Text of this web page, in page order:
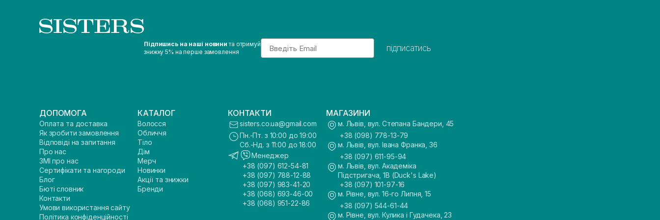
Підпишись на наші новини та отримуй
знижку 5% на перше замовлення
Email
підписатись
ДОПОМОГА
Оплата та доставка
Як зробити замовлення
Відповіді на запитання
Про нас
ЗМІ про нас
Сертифікати та нагороди
Блог
Бюті словник
Контакти
Умови використання сайту
Політика конфіденційності
КАТАЛОГ
Волосся
Обличчя
Тіло
Дім
Мерч
Новинки
Акції та знижки
Бренди
КОНТАКТИ
sisters.co.ua@gmail.com
Пн.-Пт. з 10:00 до 19:00
Сб.-Нд. з 11:00 до 18:00
Менеджер
+38 (097) 612-54-81
+38 (097) 788-12-88
+38 (097) 983-41-20
+38 (068) 693-46-00
+38 (068) 951-22-86
МАГАЗИНИ
м. Львів, вул. Степана Бандери, 45
+38 (098) 778-13-79
м. Львів, вул. Івана Франка, 36
+38 (097) 611-95-94
м. Львів, вул. Академіка
Підстригача, 1В (Duck's Lake)
+38 (097) 101-97-16
м. Рівне, вул. 16-го Липня, 15
+38 (097) 544-61-44
м. Рівне, вул. Кулика і Гудачека, 23